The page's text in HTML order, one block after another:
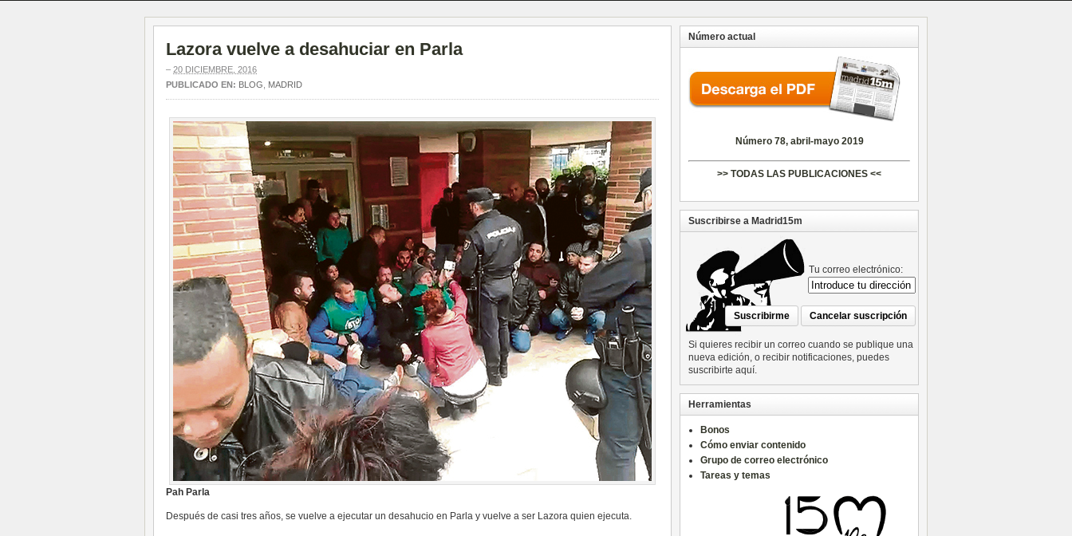
Lazora vuelve a desahuciar en Parla
– 20 DICIEMBRE, 2016
PUBLICADO EN: BLOG MADRID
Pah Parla
Después de casi tres años, se vuelve a ejecutar un desahucio en Parla y vuelve a ser Lazora quien ejecuta.
Número actual
Número 78, abril-mayo 2019
>> TODAS LAS PUBLICACIONES <<
Suscribirse a Madrid15m
Tu correo electrónico:
Si quieres recibir un correo cuando se publique una
nueva edición, o recibir notificaciones, puedes
suscribirte aquí.
Herramientas
Bonos
Cómo enviar contenido
Grupo de correo electrónico
Tareas y temas